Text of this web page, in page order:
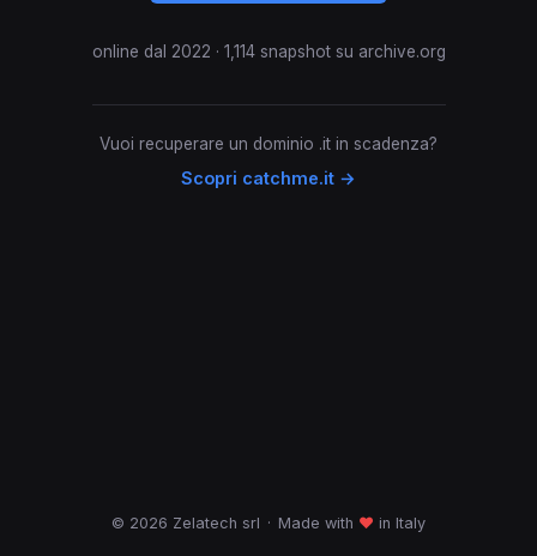
online dal 2022 · 1,114 snapshot su archive.org
Vuoi recuperare un dominio .it in scadenza?
Scopri catchme.it →
© 2026 Zelatech srl · Made with ♥ in Italy